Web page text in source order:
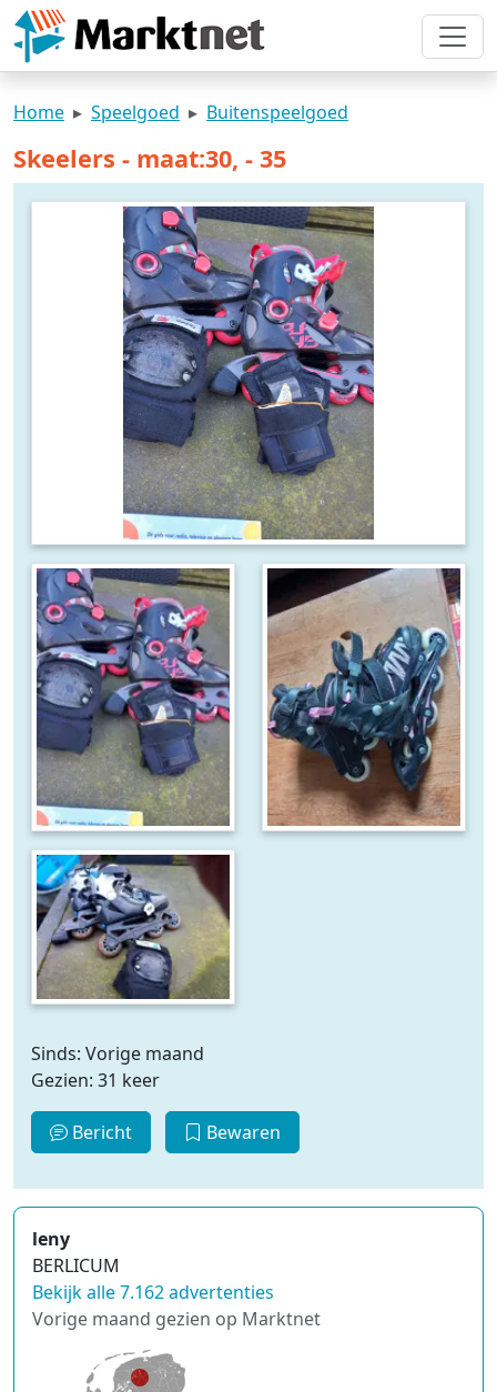
Home Speelgoed Buitenspeelgoed
Skeelers - maat:30, - 35
Sinds: Vorige maand
Gezien: 31 keer
Bericht Bewaren
leny
BERLICUM
Bekijk alle 7.162 advertenties
Vorige maand gezien op Marktnet